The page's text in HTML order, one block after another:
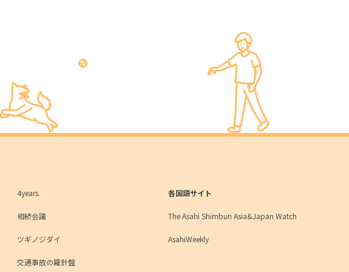
4years.
相続会議
ツギノジダイ
交通事故の羅針盤
各国語サイト
The Asahi Shimbun Asia&Japan Watch
AsahiWeekly